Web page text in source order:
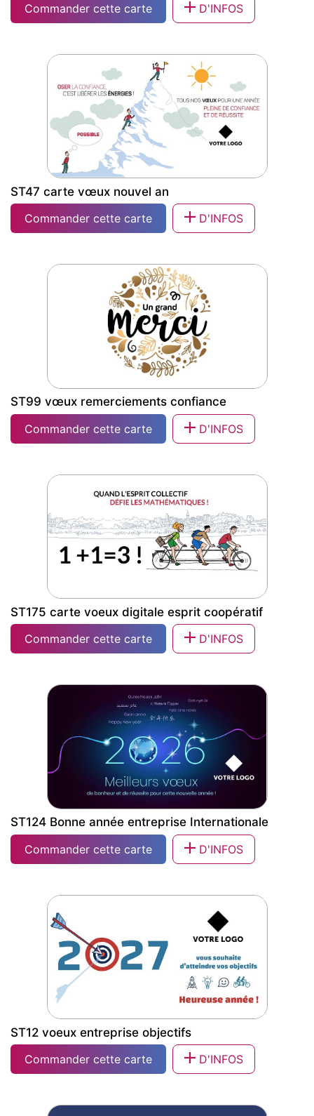
Commander cette carte
D'INFOS
ST47 carte vœux nouvel an
Commander cette carte
D'INFOS
ST99 vœux remerciements confiance
Commander cette carte
D'INFOS
ST175 carte voeux digitale esprit
coopératif
ST175 carte voeux digitale esprit coopératif
Commander cette carte
D'INFOS
Internationale
ST124 Bonne année entreprise Internationale
Commander cette carte
D'INFOS
ST12 voeux entreprise objectifs
Commander cette carte
D'INFOS